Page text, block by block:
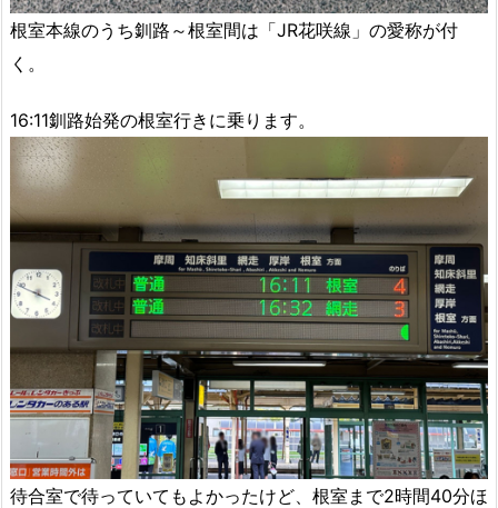
根室本線のうち釧路～根室間は「JR花咲線」の愛称が付
く。
16:11釧路始発の根室行きに乗ります。
待合室で待っていてもよかったけど、根室まで2時間40分ほ